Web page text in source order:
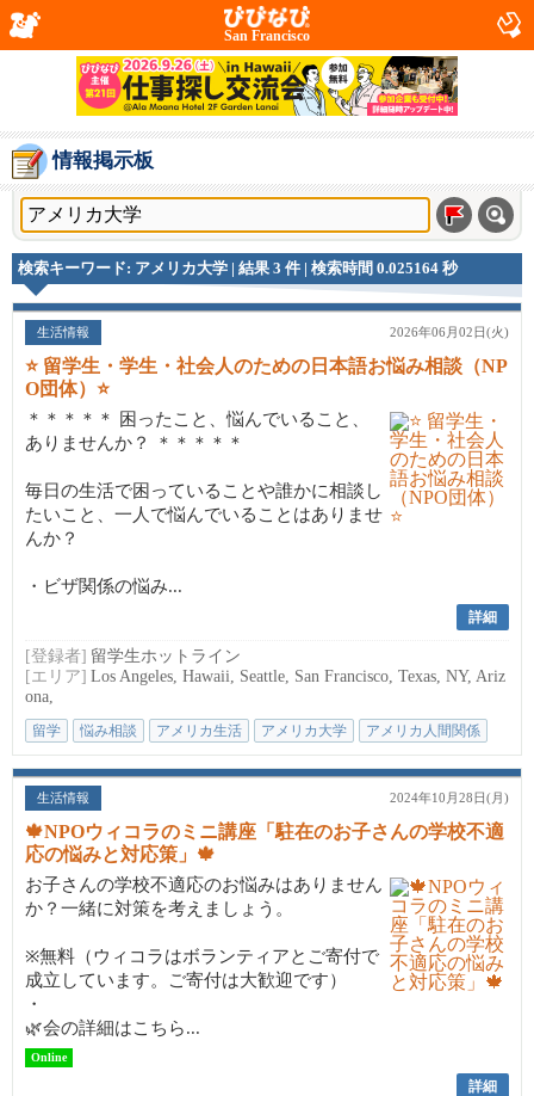
San Francisco
情報掲示板
検索キーワード: アメリカ大学 | 結果 3 件 | 検索時間 0.025164 秒
生活情報 2026年06月02日(火)
⭐ 留学生・学生・社会人のための日本語お悩み相談（NP
O団体）⭐
＊＊＊＊＊ 困ったこと、悩んでいること、
ありませんか？ ＊＊＊＊＊
毎日の生活で困っていることや誰かに相談し
たいこと、一人で悩んでいることはありませ
んか？
・ビザ関係の悩み...
詳細
[登録者] 留学生ホットライン
[エリア] Los Angeles, Hawaii, Seattle, San Francisco, Texas, NY, Ariz
ona,
留学 悩み相談 アメリカ生活 アメリカ大学 アメリカ人間関係
生活情報 2024年10月28日(月)
🍁NPOウィコラのミニ講座「駐在のお子さんの学校不適
応の悩みと対応策」🍁
お子さんの学校不適応のお悩みはありません
か？一緒に対策を考えましょう。
※無料（ウィコラはボランティアとご寄付で
成立しています。ご寄付は大歓迎です）
・
🌿会の詳細はこちら...
Online
詳細